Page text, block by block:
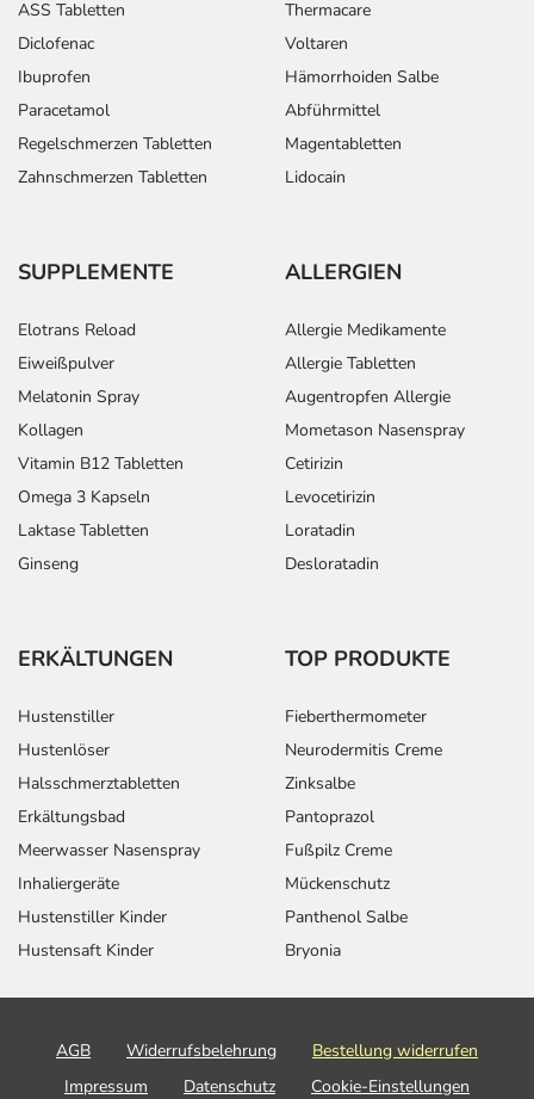
ASS Tabletten
Diclofenac
Ibuprofen
Paracetamol
Regelschmerzen Tabletten
Zahnschmerzen Tabletten
Thermacare
Voltaren
Hämorrhoiden Salbe
Abführmittel
Magentabletten
Lidocain
SUPPLEMENTE
Elotrans Reload
Eiweißpulver
Melatonin Spray
Kollagen
Vitamin B12 Tabletten
Omega 3 Kapseln
Laktase Tabletten
Ginseng
ALLERGIEN
Allergie Medikamente
Allergie Tabletten
Augentropfen Allergie
Mometason Nasenspray
Cetirizin
Levocetirizin
Loratadin
Desloratadin
ERKÄLTUNGEN
Hustenstiller
Hustenlöser
Halsschmerztabletten
Erkältungsbad
Meerwasser Nasenspray
Inhaliergeräte
Hustenstiller Kinder
Hustensaft Kinder
TOP PRODUKTE
Fieberthermometer
Neurodermitis Creme
Zinksalbe
Pantoprazol
Fußpilz Creme
Mückenschutz
Panthenol Salbe
Bryonia
AGB Widerrufsbelehrung
Bestellung widerrufen
Impressum
Datenschutz
Cookie-Einstellungen